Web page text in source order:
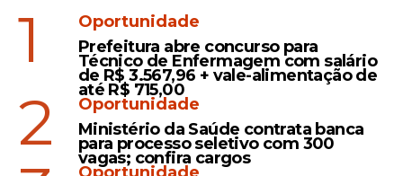
1
Oportunidade
Prefeitura abre concurso para
Técnico de Enfermagem com salário
de R$ 3.567,96 + vale-alimentação de
até R$ 715,00
2
Oportunidade
Ministério da Saúde contrata banca
para processo seletivo com 300
vagas; confira cargos